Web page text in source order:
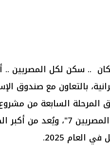
.. سكن لكل المصريين ..
بالتعاون مع صندوق
المرحلة السابعة من
7 "، ويُعد من أكبر
العام 2025.